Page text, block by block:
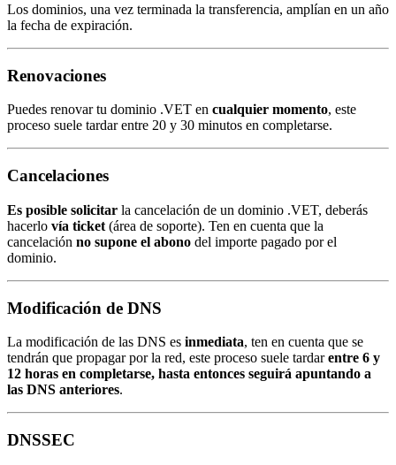
Los dominios, una vez terminada la transferencia, amplían en un año
la fecha de expiración.
Renovaciones
Puedes renovar tu dominio .VET en cualquier momento, este
proceso suele tardar entre 20 y 30 minutos en completarse.
Cancelaciones
Es posible solicitar la cancelación de un dominio .VET, deberás
hacerlo vía ticket (área de soporte). Ten en cuenta que la
cancelación no supone el abono del importe pagado por el
dominio.
Modificación de DNS
La modificación de las DNS es inmediata, ten en cuenta que se
tendrán que propagar por la red, este proceso suele tardarentre 6 y
12 horas en completarse, hasta entonces seguirá apuntando a
las DNS anteriores.
DNSSEC